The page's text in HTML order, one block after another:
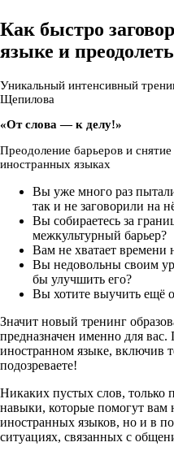
Как быстро
языке и
Уникальный интенсивный
Щепилова
«От слова — к делу!»
Преодоление барьеров и
иностранных языках
Вы уже много раз
так и не заговорили на
Вы собираетесь за
межкультурный барьер?
Вам не хватает времени
Вы недовольны своим
бы улучшить его?
Вы хотите выучить ещё
Значит новый тренинг
предназначен именно для
иностранном языке, включив
подозреваете!
Никаких пустых слов, только
навыки, которые помогут вам
иностранных языков, но и в
ситуациях, связанных с